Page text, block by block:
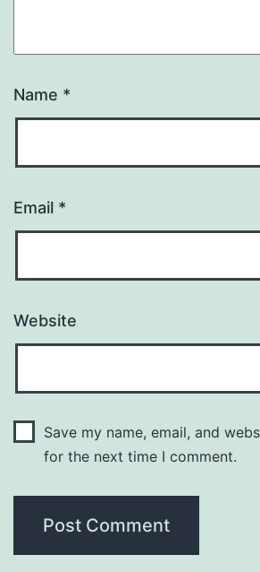
Name *
Email *
Website
Save my name, email, and
for the next time I comment.